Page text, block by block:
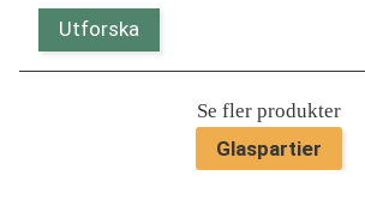
Utforska
Se fler produkter
Glaspartier